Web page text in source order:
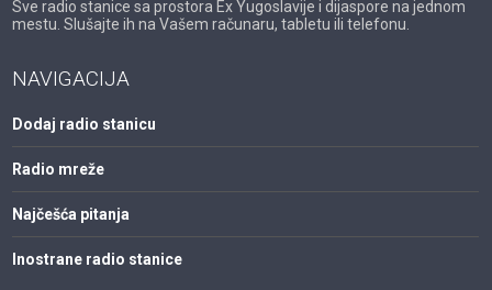
Sve radio stanice sa prostora Ex Yugoslavije i dijaspore na jednom
mestu. Slušajte ih na Vašem računaru, tabletu ili telefonu.
NAVIGACIJA
Dodaj radio stanicu
Radio mreže
Najčešća pitanja
Inostrane radio stanice